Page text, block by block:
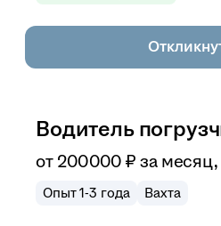
Водитель
от 200 000 ₽ за месяц,
Опыт 1-3 года Вахта